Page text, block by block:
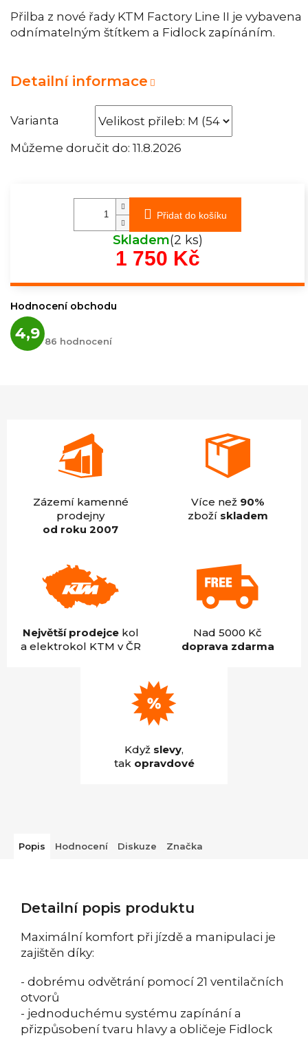
Varianta
Můžeme doručit do: 11.8.2026
Přilba z nové řady KTM Factory Line II je vybavena
odnímatelným štítkem a Fidlock zapínáním.
Detailní informace
Přidat do košíku
Skladem(2 ks)
1 750 KčMěrná
Hodnocení obchodu
4,9 hodnocení
obchodu
86 hodnocení
Zázemí kamenné
prodejny
od roku 2007
Více než 90%
zboží skladem
Největší prodejcekol
a elektrokol KTM v ČR
Nad 5000 Kč
doprava zdarma
Když slevy,
tak opravdové
Popis Hodnocení Diskuze Značka
Detailní popis produktu
Maximální komfort při jízdě a manipulaci je
zajištěn díky:
- dobrému odvětrání pomocí 21 ventilačních
otvorů
- jednoduchému systému zapínání a
přizpůsobení tvaru hlavy a obličeje Fidlock